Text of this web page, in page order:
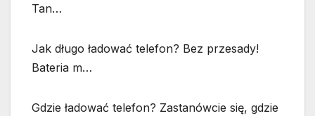
Tan…
Jak długo ładować telefon? Bez przesady!
Bateria m…
Gdzie ładować telefon? Zastanówcie się, gdzie